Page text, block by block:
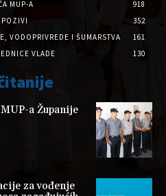
MUP-A
918
352
VODOPRIVREDE I ŠUMARSTVA
161
VLADE
130
a Županije
za vođenje